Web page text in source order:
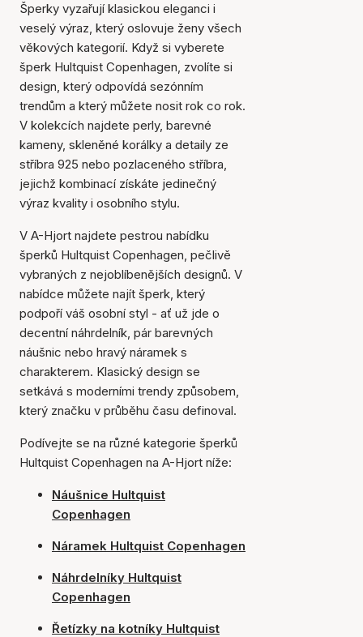
Šperky vyzařují klasickou eleganci i
veselý výraz, který oslovuje ženy všech
věkových kategorií. Když si vyberete
šperk Hultquist Copenhagen, zvolíte si
design, který odpovídá sezónním
trendům a který můžete nosit rok co rok.
V kolekcích najdete perly, barevné
kameny, skleněné korálky a detaily ze
stříbra 925 nebo pozlaceného stříbra,
jejichž kombinací získáte jedinečný
výraz kvality i osobního stylu.
V A-Hjort najdete pestrou nabídku
šperků Hultquist Copenhagen, pečlivě
vybraných z nejoblíbenějších designů. V
nabídce můžete najít šperk, který
podpoří váš osobní styl - ať už jde o
decentní náhrdelník, pár barevných
náušnic nebo hravý náramek s
charakterem. Klasický design se
setkává s moderními trendy způsobem,
který značku v průběhu času definoval.
Podívejte se na různé kategorie šperků
Hultquist Copenhagen na A-Hjort níže:
Náušnice Hultquist
Copenhagen
Náramek Hultquist Copenhagen
Náhrdelníky Hultquist
Copenhagen
Řetízky na kotníky Hultquist